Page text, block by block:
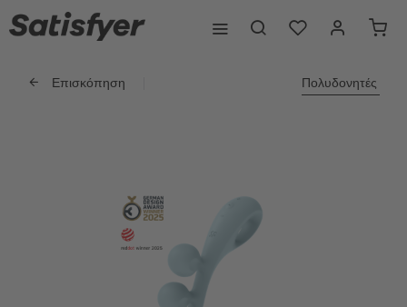
Επισκόπηση Πολυδονητές